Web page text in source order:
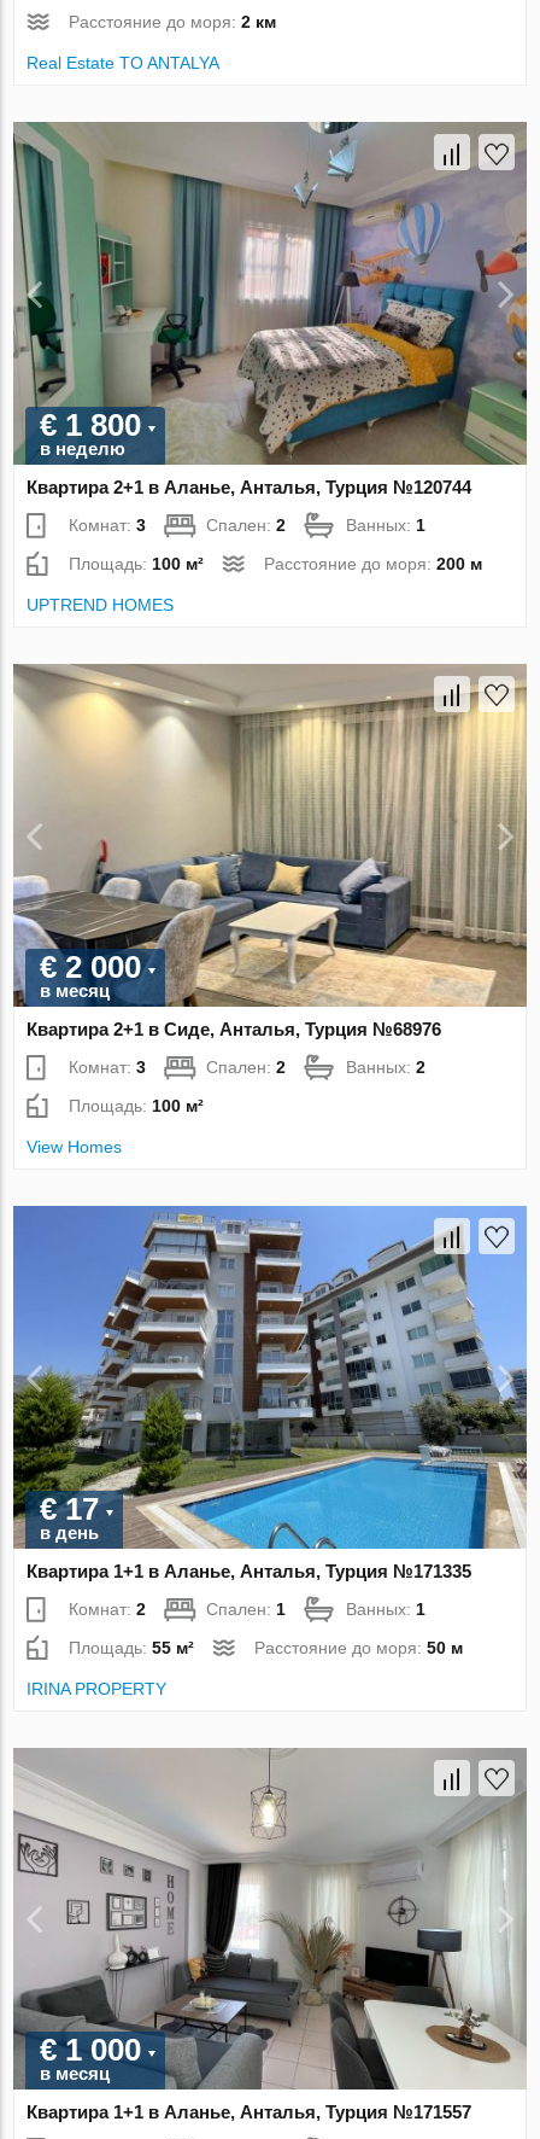
Расстояние до моря:2 км
Real Estate TO ANTALYA
€ 1 800
в неделю
Квартира 2+1 в Аланье, Анталья, Турция №120744
Комнат:3 Спален:2 Ванных: 1
Площадь: 100 м² Расстояние до моря:200 м
UPTREND HOMES
€ 2 000
в месяц
Квартира 2+1 в Сиде, Анталья, Турция №68976
Комнат:3 Спален:2 Ванных:2
Площадь: 100 м²
View Homes
€ 17
в день
Квартира 1+1 в Аланье, Анталья, Турция №171335
Комнат:2 Спален: 1 Ванных: 1
Площадь:55 м² Расстояние до моря:50 м
IRINA PROPERTY
€ 1 000
в месяц
Квартира 1+1 в Аланье, Анталья, Турция №171557